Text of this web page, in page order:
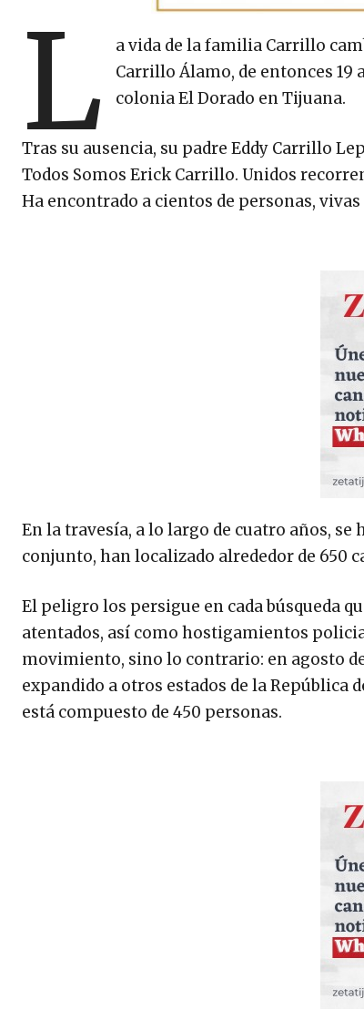
L
a vida de la familia Carrillo
Carrillo Álamo, de entonces 19
colonia El Dorado en Tijuana.
Tras su ausencia, su padre Eddy Carrillo
Todos Somos Erick Carrillo. Unidos
Ha encontrado a cientos de personas,
En la travesía, a lo largo de cuatro años,
conjunto, han localizado alrededor de 650
El peligro los persigue en cada búsqueda
atentados, así como hostigamientos
movimiento, sino lo contrario: en agosto
expandido a otros estados de la
está compuesto de 450 personas.